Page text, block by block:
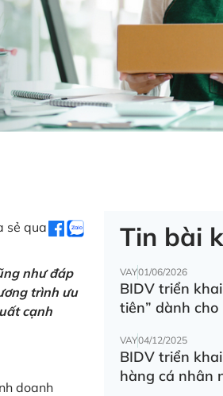
sẻ qua
như đáp
trình ưu
cạnh
doanh
Tin bài
VAY01/06/2026
BIDV triển
tiên” dành
VAY04/12/2025
BIDV triển
hàng cá nhân